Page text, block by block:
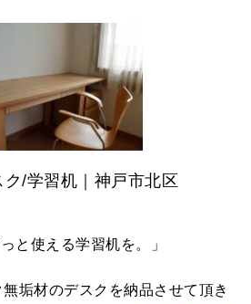
/学習机｜神戸市北区
と使える学習机を。」
垢材のデスクを納品させて頂き